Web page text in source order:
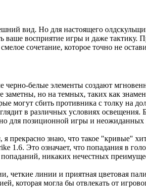
вид. Но для настоящего
восприятие игры и даже тактику.
сочетание, которое точно не
черно-белые элементы создают
но на темных, таких как
могут сбить противника с толку на
в различных условиях освещения.
для позиционной игры и
прекрасно знаю, что такое "кривые"
1.6. Это означает, что попадания в
никаких нечестных
четкие линии и приятная цветовая
которая могла бы отвлекать от